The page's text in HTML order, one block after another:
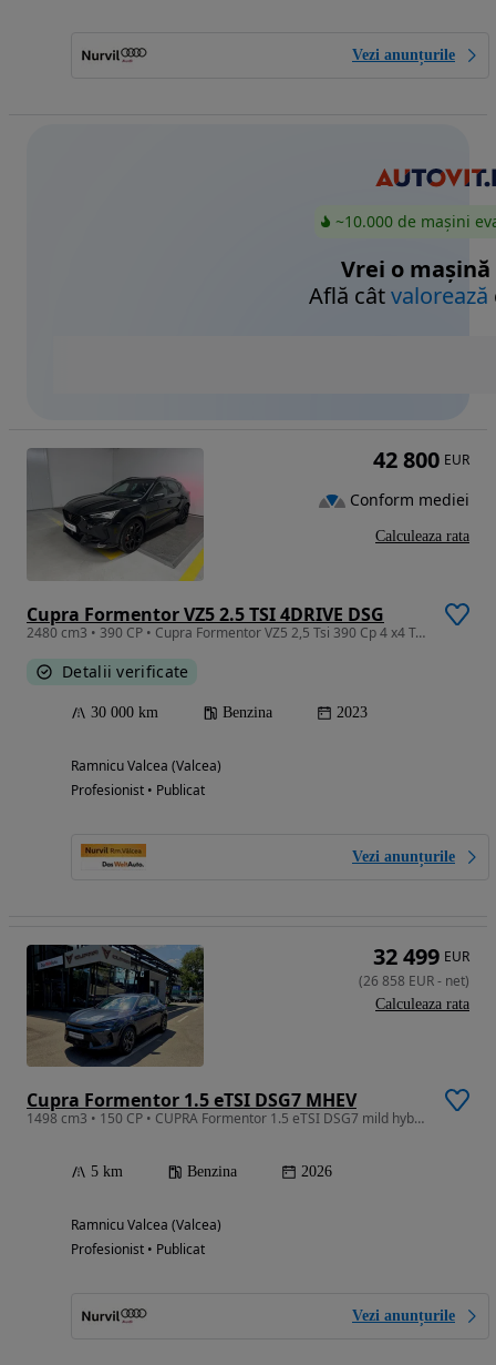
Vezi anunțurile
~10.000 de mașini
Vrei o mașină
Află câtvalorează
Cupra Formentor VZ5 2.5 TSI 4DRIVE DSG
2480 cm3 • 390 CP • Cupra Formentor VZ5 2,5 Tsi 390 Cp 4 x4 Tractiune integrala
Detalii verificate
30 000 km Benzina 2023
Ramnicu Valcea (Valcea)
Profesionist • Publicat
Vezi anunțurile
42 800 EUR
Conform mediei
Calculeaza rata
Cupra Formentor 1.5 eTSI DSG7 MHEV
1498 cm3 • 150 CP • CUPRA Formentor 1.5 eTSI DSG7 mild hybrid 150 CP
5 km Benzina 2026
Ramnicu Valcea (Valcea)
Profesionist • Publicat
Vezi anunțurile
32 499 EUR
(26 858 EUR- net)
Calculeaza rata